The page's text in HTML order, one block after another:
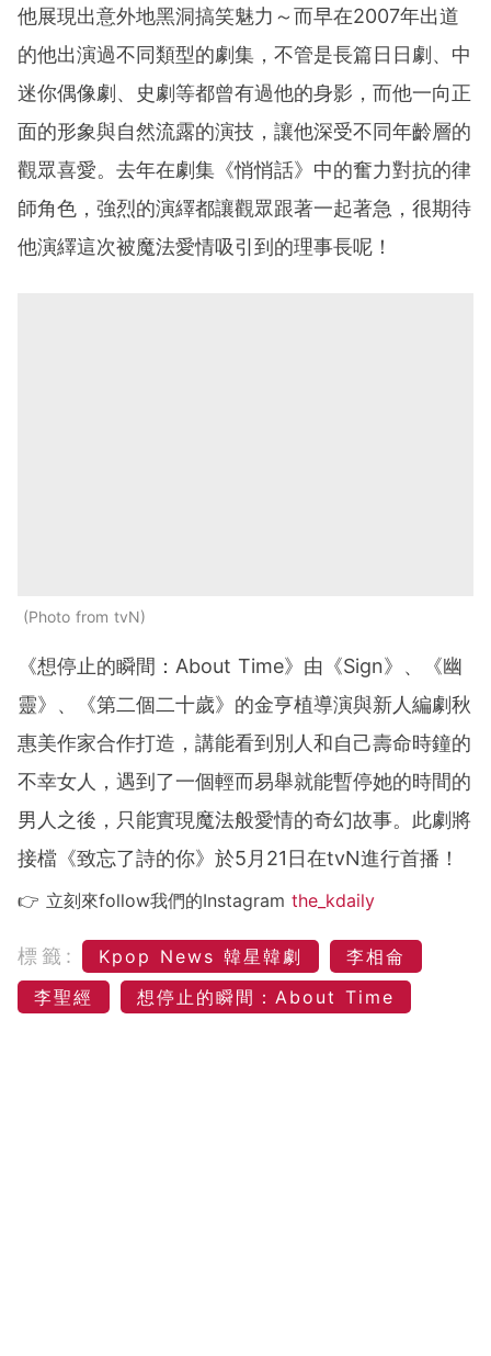
他展現出意外地黑洞搞笑魅力～而早在2007年出道
的他出演過不同類型的劇集，不管是長篇日日劇、中
迷你偶像劇、史劇等都曾有過他的身影，而他一向正
面的形象與自然流露的演技，讓他深受不同年齡層的
觀眾喜愛。去年在劇集《悄悄話》中的奮力對抗的律
師角色，強烈的演繹都讓觀眾跟著一起著急，很期待
他演繹這次被魔法愛情吸引到的理事長呢！
Photo from tvN
《想停止的瞬間：About Time》由《Sign》、《幽
靈》、《第二個二十歲》的金亨植導演與新人編劇秋
惠美作家合作打造，講能看到別人和自己壽命時鐘的
不幸女人，遇到了一個輕而易舉就能暫停她的時間的
男人之後，只能實現魔法般愛情的奇幻故事。此劇將
接檔《致忘了詩的你》於5月21日在tvN進行首播！
👉 立刻來follow我們的Instagram the_kdaily
標籤: Kpop News 韓星韓劇
李相侖
李聖經
想停止的瞬間：About Time